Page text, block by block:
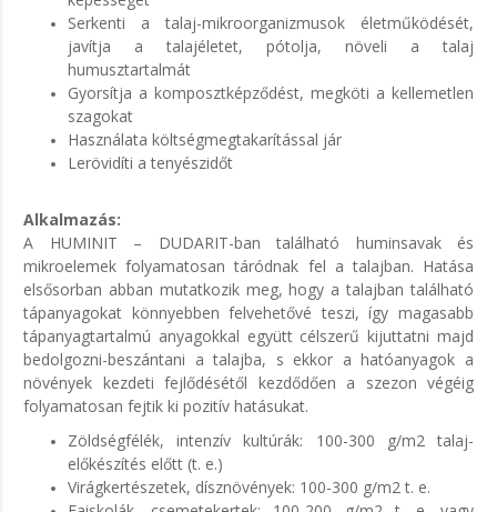
Serkenti a talaj-mikroorganizmusok életműködését,
javítja a talajéletet, pótolja, növeli a talaj
humusztartalmát
Gyorsítja a komposztképződést, megköti a kellemetlen
szagokat
Használata költségmegtakarítással jár
Lerövidíti a tenyészidőt
Alkalmazás:
A HUMINIT – DUDARIT-ban található huminsavak és
mikroelemek folyamatosan táródnak fel a talajban. Hatása
elsősorban abban mutatkozik meg, hogy a talajban található
tápanyagokat könnyebben felvehetővé teszi, így magasabb
tápanyagtartalmú anyagokkal együtt célszerű kijuttatni majd
bedolgozni-beszántani a talajba, s ekkor a hatóanyagok a
növények kezdeti fejlődésétől kezdődően a szezon végéig
folyamatosan fejtik ki pozitív hatásukat.
Zöldségfélék, intenzív kultúrák: 100-300 g/m2 talaj-
előkészítés előtt (t. e.)
Virágkertészetek, dísznövények: 100-300 g/m2 t. e.